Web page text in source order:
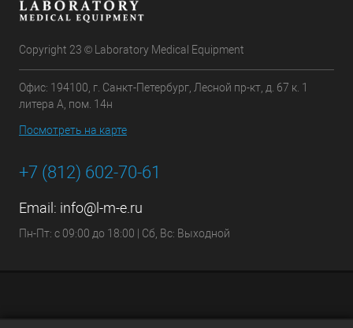
Copyright 23 © Laboratory Medical Equipment
Офис: 194100, г. Санкт-Петербург, Лесной пр-кт, д. 67 к. 1
литера А, пом. 14н
Посмотреть на карте
+7 (812) 602-70-61
Email: info@l-m-e.ru
Пн-Пт: с 09:00 до 18:00 | Сб, Вс: Выходной